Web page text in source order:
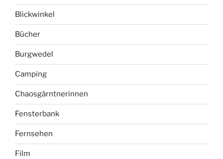
Blickwinkel
Bücher
Burgwedel
Camping
Chaosgärntnerinnen
Fensterbank
Fernsehen
Film